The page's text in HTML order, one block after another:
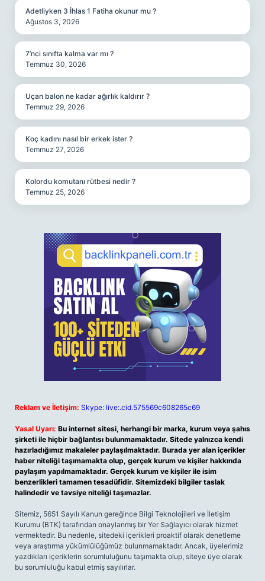
Adetliyken 3 İhlas 1 Fatiha okunur mu ?
Ağustos 3, 2026
7’nci sınıfta kalma var mı ?
Temmuz 30, 2026
Uçan balon ne kadar ağırlık kaldırır ?
Temmuz 29, 2026
Koç kadını nasıl bir erkek ister ?
Temmuz 27, 2026
Kolordu komutanı rütbesi nedir ?
Temmuz 25, 2026
Reklam ve İletişim: Skype: live:.cid.575569c608265c69
Yasal Uyarı: Bu internet sitesi, herhangi bir marka, kurum veya şahıs
şirketi ile hiçbir bağlantısı bulunmamaktadır. Sitede yalnızca kendi
hazırladığımız makaleler paylaşılmaktadır. Burada yer alan içerikler
haber niteliği taşımamakta olup, gerçek kurum ve kişiler hakkında
paylaşım yapılmamaktadır. Gerçek kurum ve kişiler ile isim
benzerlikleri tamamen tesadüfidir. Sitemizdeki bilgiler taslak
halindedir ve tavsiye niteliği taşımazlar.
Sitemiz, 5651 Sayılı Kanun gereğince Bilgi Teknolojileri ve İletişim
Kurumu (BTK) tarafından onaylanmış bir Yer Sağlayıcı olarak hizmet
vermektedir. Bu nedenle, sitedeki içerikleri proaktif olarak denetleme
veya araştırma yükümlülüğümüz bulunmamaktadır. Ancak, üyelerimiz
yazdıkları içeriklerin sorumluluğunu taşımakta olup, siteye üye olarak
bu sorumluluğu kabul etmiş sayılırlar.